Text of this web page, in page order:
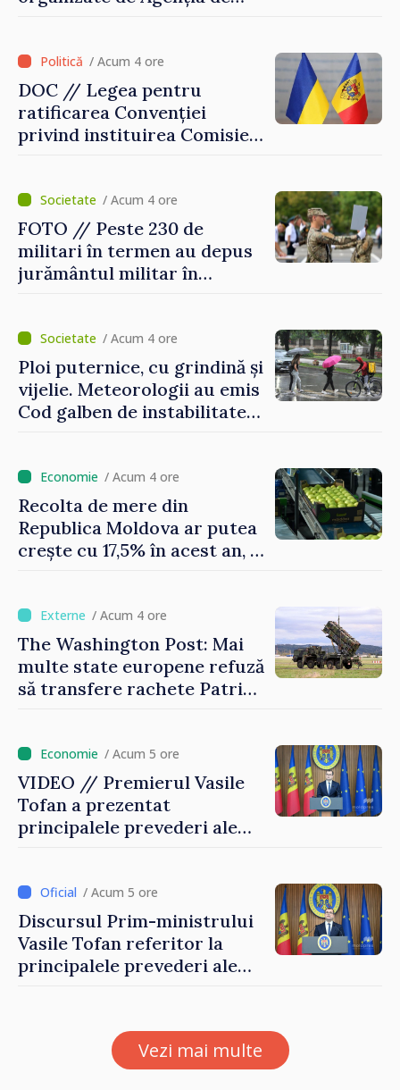
/ Acum 4 ore
DOC // Legea pentru
ratificarea Convenției
privind instituirea Comisiei
Monitorul Oficial
/ Acum 4 ore
FOTO // Peste 230 de
militari în termen au depus
jurământul militar în
/ Acum 4 ore
Ploi puternice, cu grindină și
vijelie. Meteorologii au emis
Cod galben de instabilitate
/ Acum 4 ore
Recolta de mere din
Republica Moldova ar putea
crește cu 17,5% în acest an, în
/ Acum 4 ore
The Washington Post: Mai
multe state europene refuză
să transfere rachete Patriot
/ Acum 5 ore
VIDEO // Premierul Vasile
Tofan a prezentat
principalele prevederi ale
/ Acum 5 ore
Discursul Prim-ministrului
Vasile Tofan referitor la
principalele prevederi ale
Vezi mai multe